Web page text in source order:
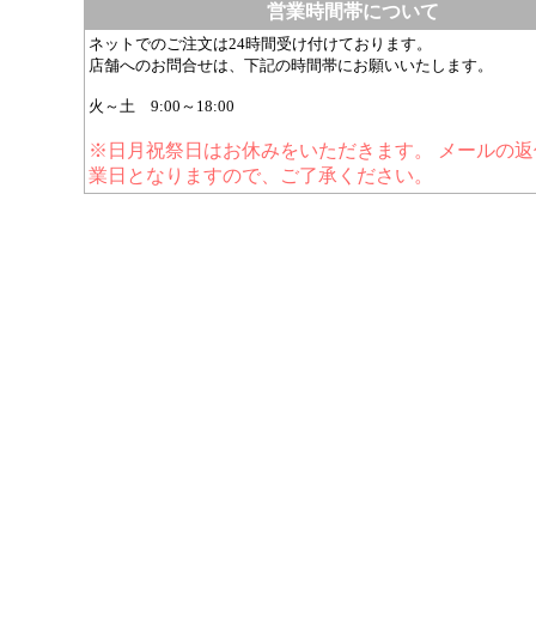
営業時間帯について
ネットでのご注文は24時間受け付けております。
店舗へのお問合せは、下記の時間帯にお願いいたします。
火～土 9:00～18:00
※日月祝祭日はお休みをいただきます。 メールの
業日となりますので、ご了承ください。